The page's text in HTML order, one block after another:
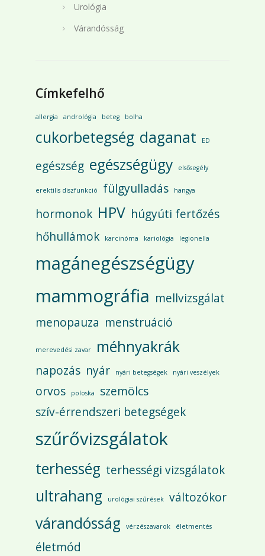
Urológia
Várandósság
Címkefelhő
allergia andrológia beteg bolha
cukorbetegség daganat ED
egészség egészségügy elsősegély
erektilis diszfunkció fülgyulladás hangya
hormonok HPV húgyúti fertőzés
hőhullámok
karcinóma kariológia legionella
magánegészségügy
mammográfia mellvizsgálat
menopauza menstruáció
merevedési zavar méhnyakrák
napozás nyár nyári betegségek nyári veszélyek
orvos poloska
szemölcs
szív-érrendszeri betegségek
szűrővizsgálatok
terhesség terhességi vizsgálatok
ultrahang urológiai szűrések változókor
várandósság vérzészavarok életmentés
életmód